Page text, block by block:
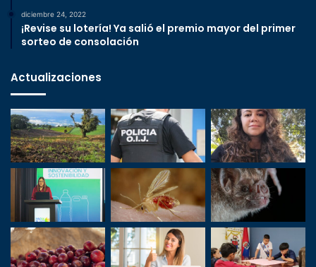
diciembre 24, 2022
¡Revise su lotería! Ya salió el premio mayor del primer
sorteo de consolación
Actualizaciones